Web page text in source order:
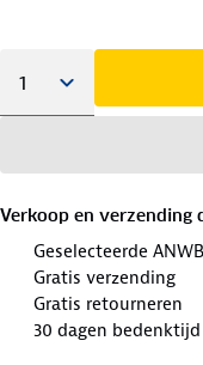
Verkoop en verzending
Geselecteerde
Gratis verzending
Gratis retourneren
30 dagen bedenktijd